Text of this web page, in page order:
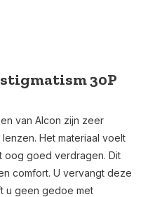
30P
van Alcon zijn zeer
Het materiaal voelt
oog goed verdragen. Dit
comfort. U vervangt deze
u geen gedoe met